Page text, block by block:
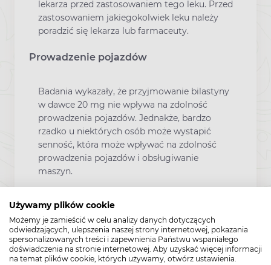
Używamy plików cookie
Możemy je zamieścić w celu analizy danych dotyczących
odwiedzających, ulepszenia naszej strony internetowej, pokazania
spersonalizowanych treści i zapewnienia Państwu wspaniałego
doświadczenia na stronie internetowej. Aby uzyskać więcej informacji
na temat plików cookie, których używamy, otwórz ustawienia.
lekarza przed zastosowaniem tego leku. Przed
zastosowaniem jakiegokolwiek leku należy
poradzić się lekarza lub farmaceuty.
Prowadzenie pojazdów
Badania wykazały, że przyjmowanie bilastyny
w dawce 20 mg nie wpływa na zdolność
prowadzenia pojazdów. Jednakże, bardzo
rzadko u niektórych osób może wystapić
senność, która może wpływać na zdolność
prowadzenia pojazdów i obsługiwanie
maszyn.
W przypadku zażycia większej niż zalecana
dawki leku Clatra należy natychmiast
skontaktować się z lekarzem lub farmaceutą.